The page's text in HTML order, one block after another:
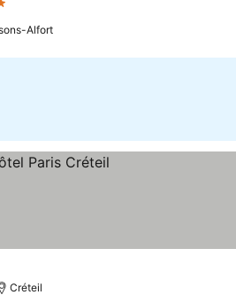
Estrellas
Alfort
Créteil